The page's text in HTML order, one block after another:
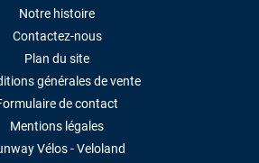
Notre histoire
Contactez-nous
Plan du site
générales de vente
de contact
Mentions légales
Vélos - Veloland